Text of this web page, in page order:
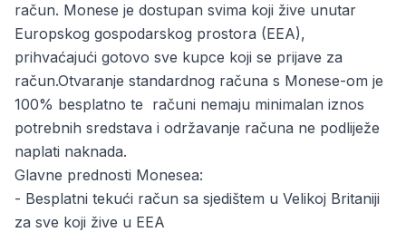
račun. Monese je dostupan svima koji žive unutar
Europskog gospodarskog prostora (EEA),
prihvaćajući gotovo sve kupce koji se prijave za
račun.Otvaranje standardnog računa s Monese-om je
100% besplatno te računi nemaju minimalan iznos
potrebnih sredstava i održavanje računa ne podliježe
naplati naknada.
Glavne prednosti Monesea:
- Besplatni tekući račun sa sjedištem u Velikoj Britaniji
za sve koji žive u EEA